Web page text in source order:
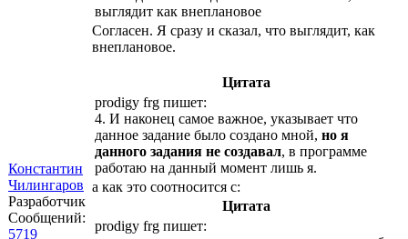
Константин
Чилингаров
Разработчик
Сообщений:
5719
выглядит как внеплановое
Согласен. Я сразу и сказал, что выглядит, как
внеплановое.
Цитата
prodigy frg пишет:
4. И наконец самое важное, указывает что
данное задание было создано мной, но я
данного задания не создавал, в программе
работаю на данный момент лишь я.
а как это соотносится с:
Цитата
prodigy frg пишет: